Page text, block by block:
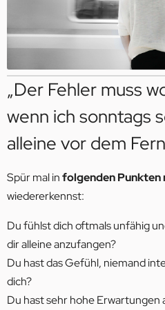
„Der Fehler muss
wenn ich sonntags
alleine vor dem
Spür mal infolgenden Punkten
wiedererkennst:
Du fühlst dich oftmals unfähig
dir alleine anzufangen?
​Du hast das Gefühl, niemand
dich?
Du hast sehr hohe Erwartungen